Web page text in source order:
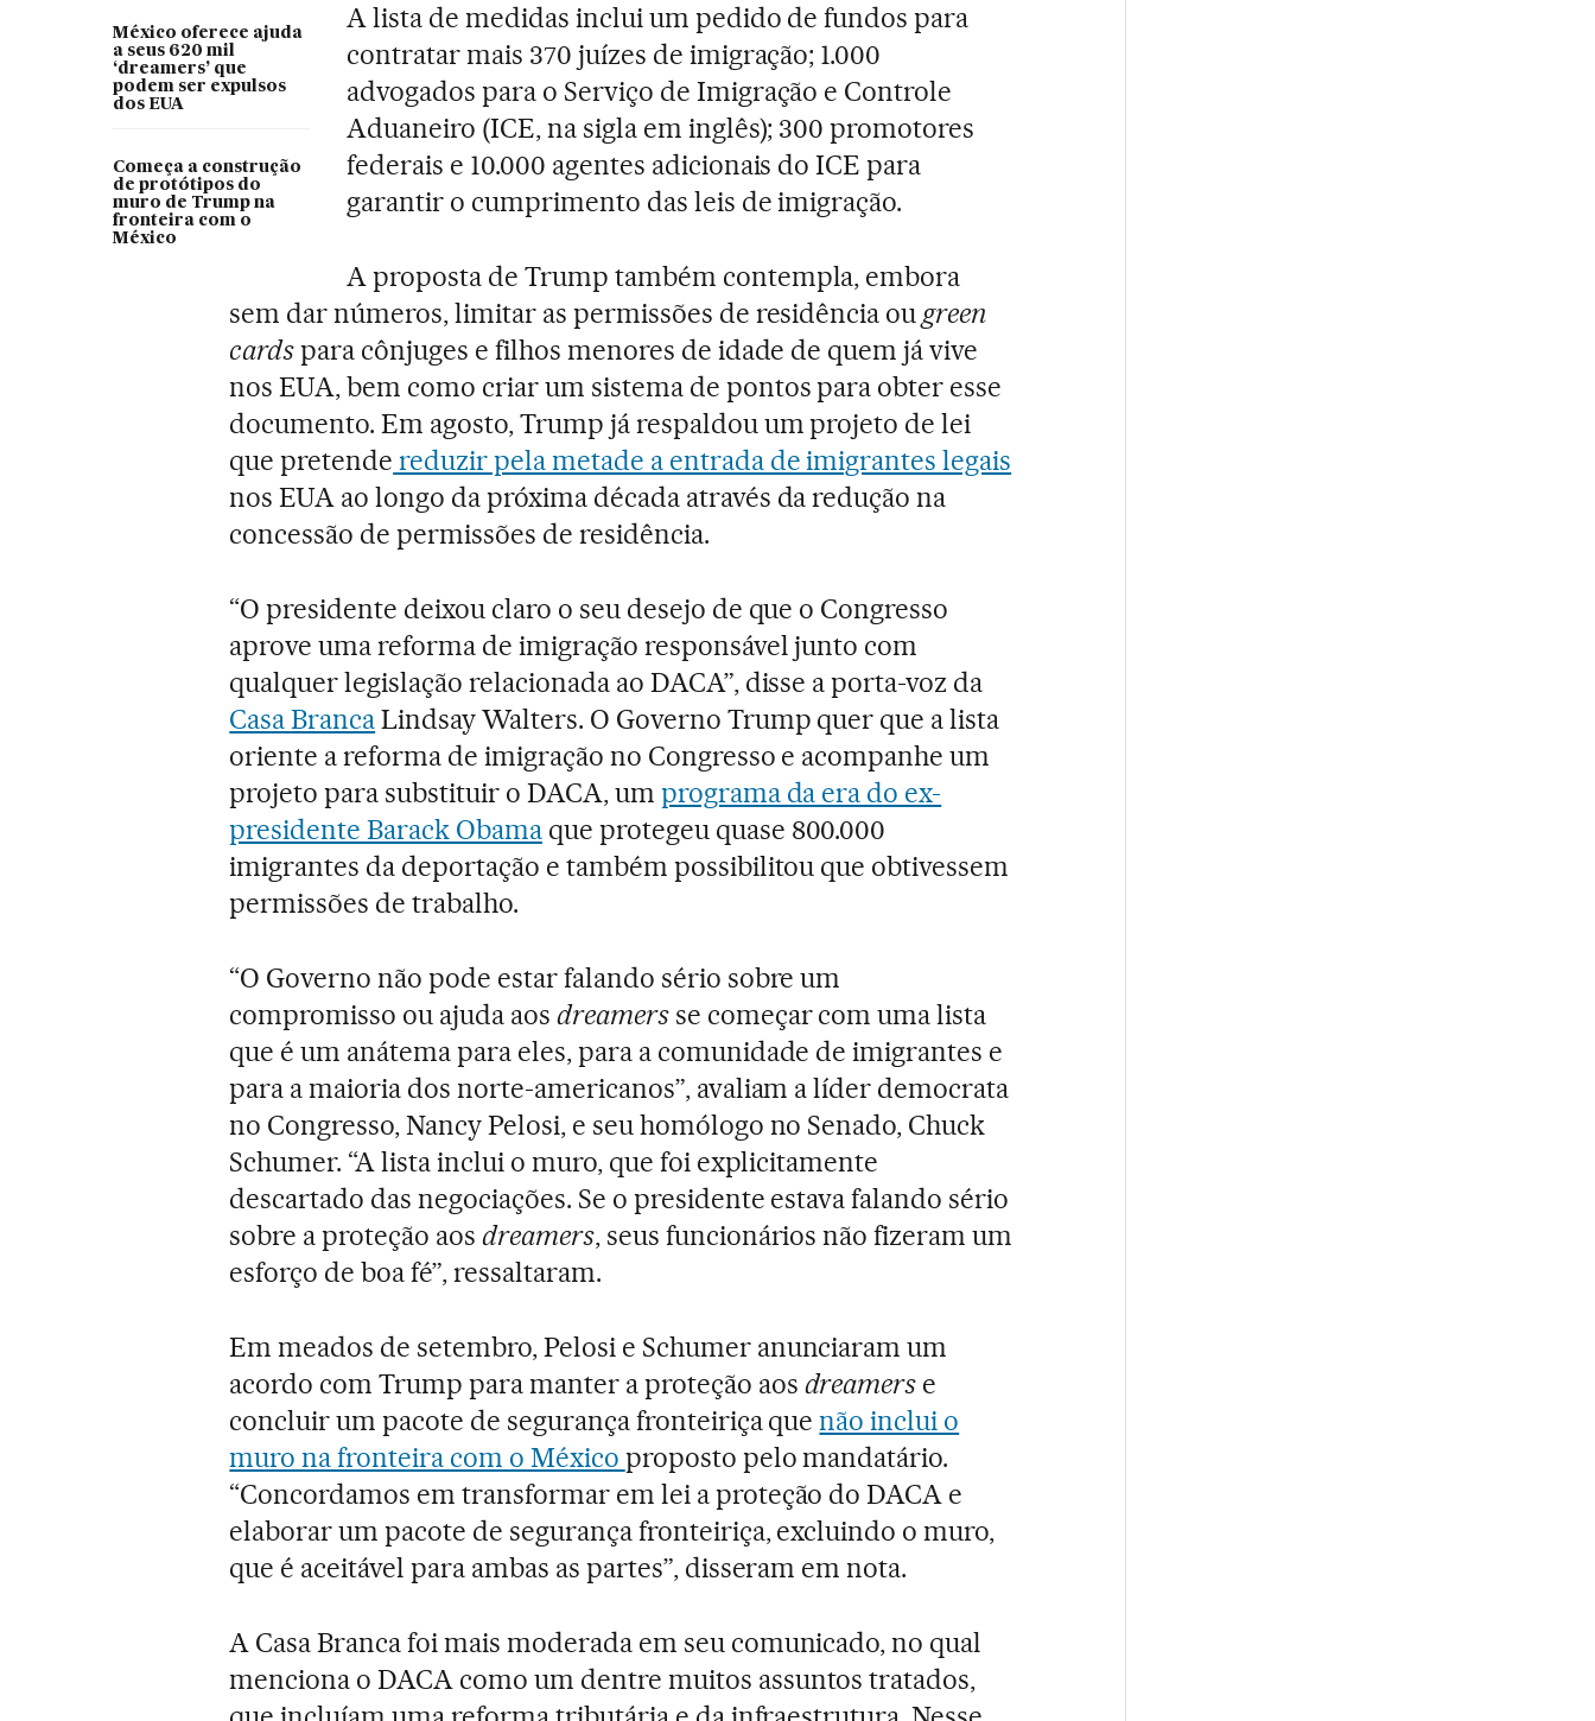
México oferece ajuda
a seus 620 mil
‘dreamers’ que
podem ser expulsos
dos EUA
Começa a construção
de protótipos do
muro de Trump na
fronteira com o
México
A lista de medidas inclui um pedido de fundos para
contratar mais 370 juízes de imigração; 1.000
advogados para o Serviço de Imigração e Controle
Aduaneiro (ICE, na sigla em inglês); 300 promotores
federais e 10.000 agentes adicionais do ICE para
garantir o cumprimento das leis de imigração.
A proposta de Trump também contempla, embora
sem dar números, limitar as permissões de residência ougreen
cardspara cônjuges e filhos menores de idade de quem já vive
nos EUA, bem como criar um sistema de pontos para obter esse
documento. Em agosto, Trump já respaldou um projeto de lei
que pretende reduzir pela metade a entrada de imigrantes legais
nos EUA ao longo da próxima década através da redução na
concessão de permissões de residência.
“O presidente deixou claro o seu desejo de que o Congresso
aprove uma reforma de imigração responsável junto com
qualquer legislação relacionada ao DACA”, disse a porta-voz da
Casa BrancaLindsay Walters. O Governo Trump quer que a lista
oriente a reforma de imigração no Congresso e acompanhe um
projeto para substituir o DACA, um programa da era do ex-
presidente Barack Obamaque protegeu quase 800.000
imigrantes da deportação e também possibilitou que obtivessem
permissões de trabalho.
“O Governo não pode estar falando sério sobre um
compromisso ou ajuda aos dreamersse começar com uma lista
que é um anátema para eles, para a comunidade de imigrantes e
para a maioria dos norte-americanos”, avaliam a líder democrata
no Congresso, Nancy Pelosi, e seu homólogo no Senado, Chuck
Schumer. “A lista inclui o muro, que foi explicitamente
descartado das negociações. Se o presidente estava falando sério
sobre a proteção aos dreamers, seus funcionários não fizeram um
esforço de boa fé”, ressaltaram.
Em meados de setembro, Pelosi e Schumer anunciaram um
acordo com Trump para manter a proteção aos dreamers e
concluir um pacote de segurança fronteiriça quenão inclui o
muro na fronteira com o México proposto pelo mandatário.
“Concordamos em transformar em lei a proteção do DACA e
elaborar um pacote de segurança fronteiriça, excluindo o muro,
que é aceitável para ambas as partes”, disseram em nota.
A Casa Branca foi mais moderada em seu comunicado, no qual
menciona o DACA como um dentre muitos assuntos tratados,